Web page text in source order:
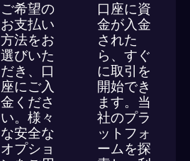
ご希望の
お支払い
方法をお
選びいた
だき、口
座にご入
金くださ
い。様々
な安全な
オプショ
口座に資
金が入金
された
ら、すぐ
に取引を
開始でき
ます。当
社のプラ
ットフォ
ームを探